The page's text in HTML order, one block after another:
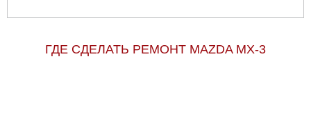
ГДЕ СДЕЛАТЬ РЕМОНТ MAZDA MX-3